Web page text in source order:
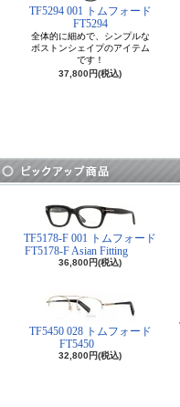
TF5294 001 トムフォード
FT5294
全体的に細めで、シンプルな
ボストンシェイプのアイテム
です！
37,800円(税込)
TF5178-F 001 トムフォード
FT5178-F Asian Fitting
36,800円(税込)
TF5450 028 トムフォード
FT5450
32,800円(税込)